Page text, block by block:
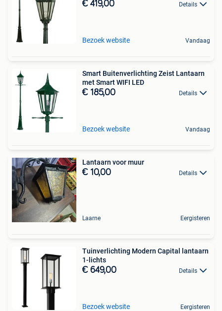
€ 419,00 Details
Bezoek website Vandaag
Smart Buitenverlichting Zeist Lantaarn
met Smart WIFI LED
€ 185,00 Details
Bezoek website Vandaag
Lantaarn voor muur
€ 10,00 Details
Laarne Eergisteren
Tuinverlichting Modern Capital lantaarn
1-lichts
€ 649,00 Details
Bezoek website Eergisteren